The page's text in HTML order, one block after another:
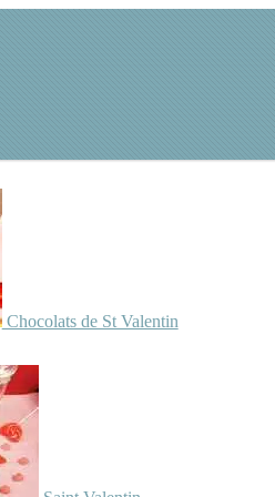
Chocolats de St Valentin